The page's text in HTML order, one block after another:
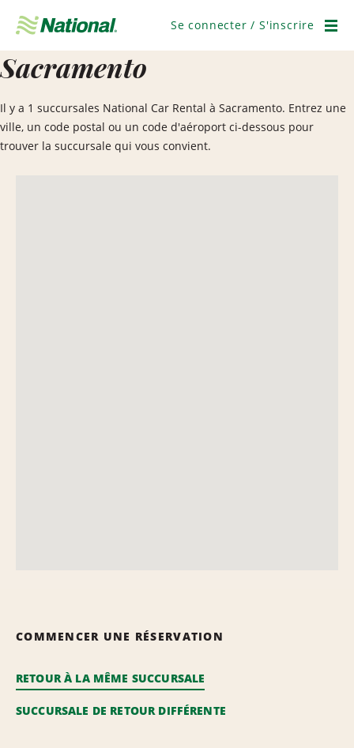
navigation
Se connecter / S'inscrire
Sacramento
Il y a 1 succursales National Car Rental à Sacramento. Entrez une
ville, un code postal ou un code d'aéroport ci-dessous pour
trouver la succursale qui vous convient.
COMMENCER UNE RÉSERVATION
RETOUR À LA MÊME SUCCURSALE
SUCCURSALE DE RETOUR DIFFÉRENTE